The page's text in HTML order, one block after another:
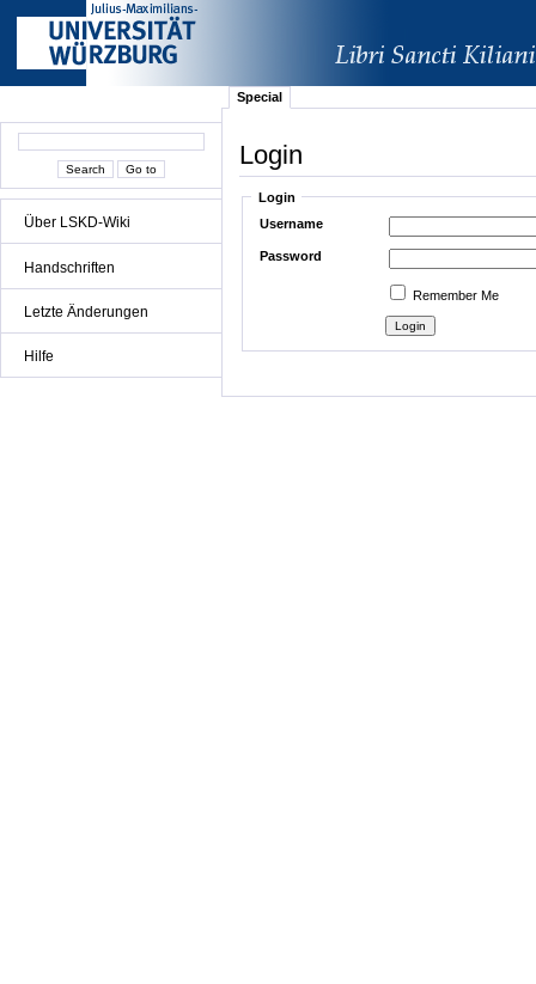
Über LSKD-Wiki
Handschriften
Letzte Änderungen
Hilfe
Special
Login
Login
Username
Password
Remember Me